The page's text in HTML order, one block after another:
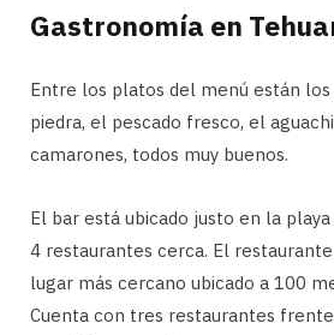
Gastronomía en
Entre los platos del menú están
piedra, el pescado fresco, el
camarones, todos muy buenos.
El bar está ubicado justo en la
4 restaurantes cerca. El
lugar más cercano ubicado a 100
Cuenta con tres restaurantes